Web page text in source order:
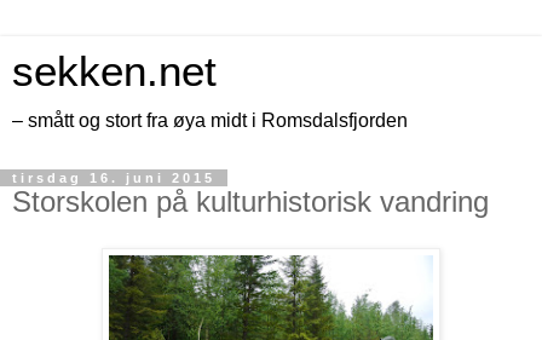
sekken.net
– smått og stort fra øya midt i Romsdalsfjorden
tirsdag 16. juni 2015
Storskolen på kulturhistorisk vandring